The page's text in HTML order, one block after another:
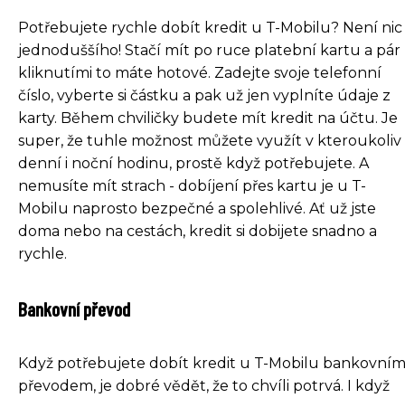
Potřebujete rychle dobít kredit u T-Mobilu? Není nic
jednoduššího! Stačí mít po ruce platební kartu a pár
kliknutími to máte hotové. Zadejte svoje telefonní
číslo, vyberte si částku a pak už jen vyplníte údaje z
karty. Během chviličky budete mít kredit na účtu. Je
super, že tuhle možnost můžete využít v kteroukoliv
denní i noční hodinu, prostě když potřebujete. A
nemusíte mít strach - dobíjení přes kartu je u T-
Mobilu naprosto bezpečné a spolehlivé. Ať už jste
doma nebo na cestách, kredit si dobijete snadno a
rychle.
Bankovní převod
Když potřebujete dobít kredit u T-Mobilu bankovním
převodem, je dobré vědět, že to chvíli potrvá. I když